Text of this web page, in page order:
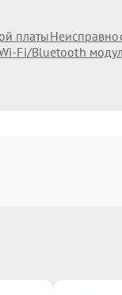
платы
Fi/Bluetooth